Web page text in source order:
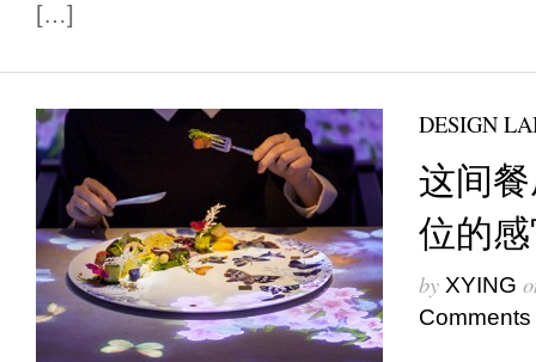
[…]
DESIGN
这间
位的
by XYING
Comments